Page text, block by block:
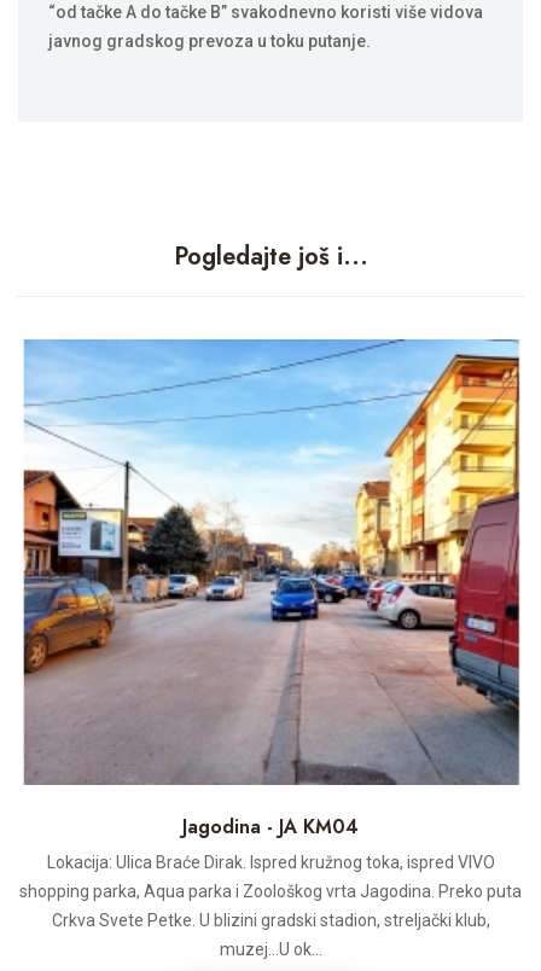
“od tačke A do tačke B” svakodnevno koristi više vidova
javnog gradskog prevoza u toku putanje.
Pogledajte još i...
Jagodina - JA KM04
Lokacija: Ulica Braće Dirak. Ispred kružnog toka, ispred VIVO
shopping parka, Aqua parka i Zoološkog vrta Jagodina. Preko puta
Crkva Svete Petke. U blizini gradski stadion, streljački klub,
muzej...U ok...